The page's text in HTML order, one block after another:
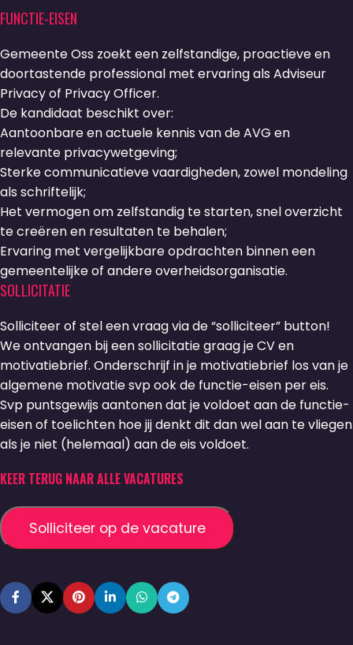
FUNCTIE-EISEN
Gemeente Oss zoekt een zelfstandige, proactieve en
doortastende professional met ervaring als Adviseur
Privacy of Privacy Officer.
De kandidaat beschikt over:
Aantoonbare en actuele kennis van de AVG en
relevante privacywetgeving;
Sterke communicatieve vaardigheden, zowel mondeling
als schriftelijk;
Het vermogen om zelfstandig te starten, snel overzicht
te creëren en resultaten te behalen;
Ervaring met vergelijkbare opdrachten binnen een
gemeentelijke of andere overheidsorganisatie.
SOLLICITATIE
Solliciteer of stel een vraag via de “solliciteer” button!
We ontvangen bij een sollicitatie graag je CV en
motivatiebrief. Onderschrijf in je motivatiebrief los van je
algemene motivatie svp ook de functie-eisen per eis.
Svp puntsgewijs aantonen dat je voldoet aan de functie-
eisen of toelichten hoe jij denkt dit dan wel aan te vliegen
als je niet (helemaal) aan de eis voldoet.
KEER TERUG NAAR ALLE VACATURES